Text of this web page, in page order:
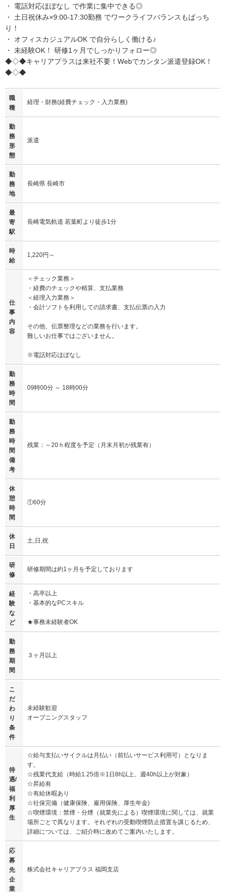
・ 電話対応ほぼなし で作業に集中できる◎
・ 土日祝休み×9:00-17:30勤務 でワークライフバランスもばっち
り！
・ オフィスカジュアルOK で自分らしく働ける♪
・ 未経験OK！ 研修1ヶ月でしっかりフォロー◎
◆◇◆キャリアプラスは来社不要！Webでカンタン派遣登録OK！
◆◇◆
職
種
経理・財務(経費チェック・入力業務)
勤
務
形
態
派遣
勤
務
地
長崎県 長崎市
最
寄
駅
長崎電気軌道 若葉町より徒歩1分
時
給
1,220円～
仕
事
内
容
＜チェック業務＞
・経費のチェックや精算、支払業務
＜経理入力業務＞
・会計ソフトを利用しての請求書、支払伝票の入力
その他、伝票整理などの業務を行います。
難しいお仕事ではございません。
※電話対応ほぼなし
勤
務
時
間
09時00分 ～ 18時00分
勤
務
時
間
備
考
残業：～20ｈ程度を予定（月末月初が残業有）
休
憩
時
間
①60分
休
日
土,日,祝
研
修
研修期間は約1ヶ月を予定しております
経
験
な
ど
・高卒以上
・基本的なPCスキル
★事務未経験者OK
勤
務
期
間
３ヶ月以上
こ
だ
わ
り
条
件
未経験歓迎
オープニングスタッフ
待
遇/
福
利
厚
生
☆給与支払いサイクルは月払い（前払いサービス利用可）となりま
す。
☆残業代支給（時給1.25倍※1日8h以上、週40h以上が対象）
☆昇給有
☆有給休暇あり
☆社保完備（健康保険、雇用保険、厚生年金)
☆喫煙環境：禁煙・分煙（就業先による）喫煙環境に関しては、就業
場所ごとで異なります。それぞれの受動喫煙防止措置を講じるため、
詳細については、ご紹介時に改めてご案内いたします。
応
募
先
企
業
株式会社キャリアプラス 福岡支店